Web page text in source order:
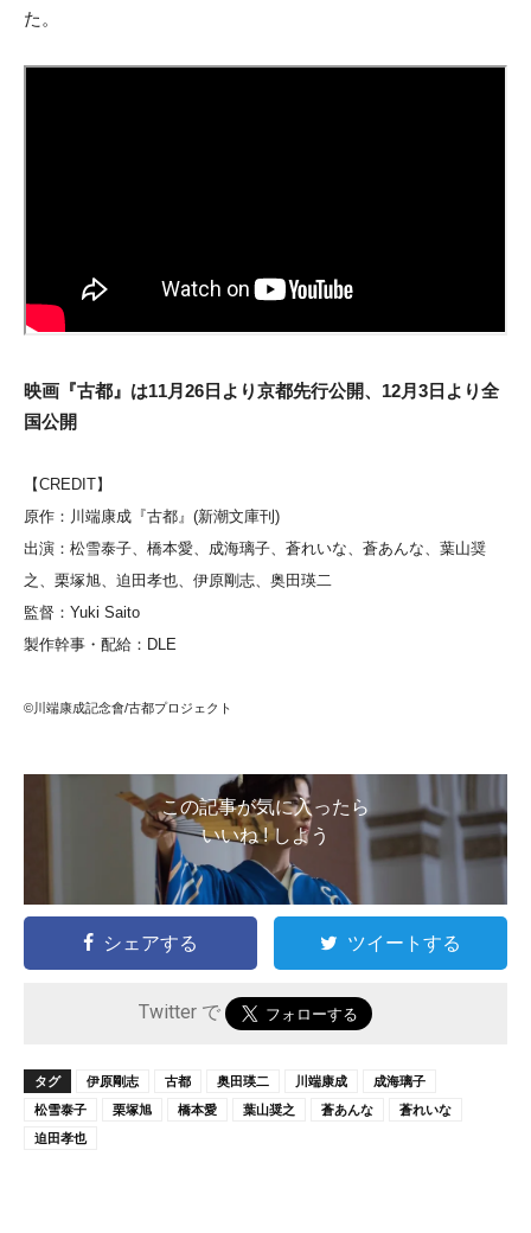
た。
映画『古都』は11月26日より京都先行公開、12月3日より全
国公開
【CREDIT】
原作：川端康成『古都』(新潮文庫刊)
出演：松雪泰子、橋本愛、成海璃子、蒼れいな、蒼あんな、葉山奨
之、栗塚旭、迫田孝也、伊原剛志、奥田瑛二
監督：Yuki Saito
製作幹事・配給：DLE
©川端康成記念會/古都プロジェクト
この記事が気に入ったら
いいね ! しよう
シェアする ツイートする
Twitter で
タグ 伊原剛志 古都 奥田瑛二 川端康成
成海璃子
松雪泰子
栗塚旭 橋本愛 葉山奨之 蒼あんな
蒼れいな
迫田孝也